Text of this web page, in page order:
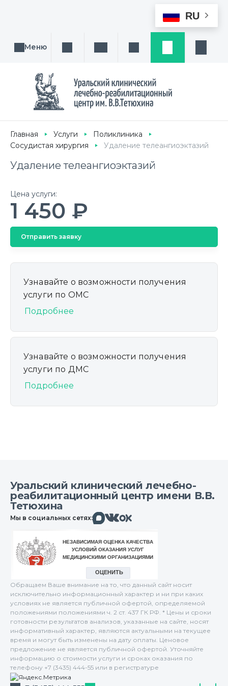
RU
Меню Поиск услуги, направления или врача
Написать намЗаказ звонка
Главная Услуги
Поликлиника
Сосудистая хирургия
Удаление телеангиоэктазий
Удаление телеангиоэктазий
Цена услуги:
1 450 ₽
Отправить заявку
Узнавайте о возможности получения
услуги по ОМС
Подробнее
Узнавайте о возможности получения
услуги по ДМС
Подробнее
Уральский клинический лечебно-
реабилитационный центр имени В.В.
Тетюхина
Мы в социальных сетях:МаксВконтактеОдноклассники
Обращаем Ваше внимание на то, что данный сайт носит
исключительно информационный характер и ни при каких
условиях не является публичной офертой, определяемой
положениями положениями ч. 2 ст. 437 ГК РФ. * Цены и сроки
готовности результатов анализов, указанные на сайте, носят
информативный характер, являются актуальными на текущее
время и могут быть изменены на дату оплаты. Ценовое
предложение не является публичной офертой. Уточняйте
информацию о стоимости услуги и сроках оказания по
телефону +7 (3435) 444-55 или в регистратуре